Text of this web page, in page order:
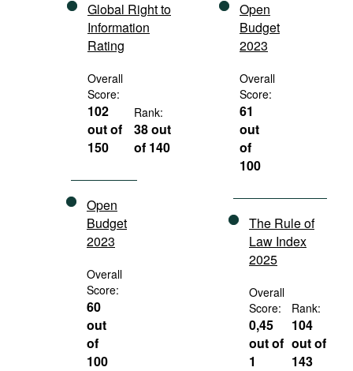
Global Right to
Information
Rating
Overall
Score:
102
out of
150
Rank:
38 out
of 140
Open
Budget
2023
Overall
Score:
60
out
of
100
Open
Budget
2023
Overall
Score:
61
out
of
100
The Rule of
Law Index
2025
Overall
Score:
0,45
out of
1
Rank:
104
out of
143